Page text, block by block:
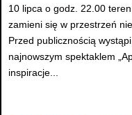
10 lipca o godz. 22.00
zamieni się w przestrzeń
Przed publicznością
najnowszym spektaklem
inspiracje...